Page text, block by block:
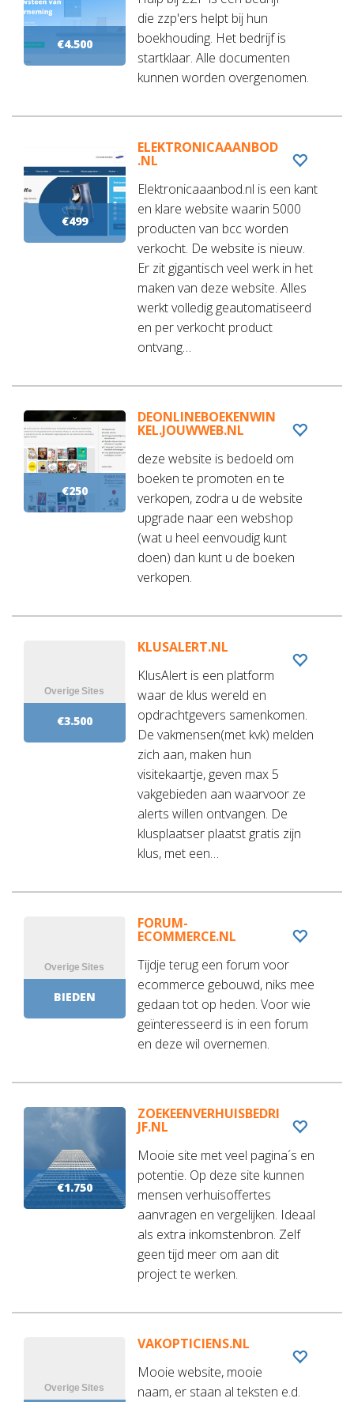
€4.500
die zzp'ers helpt bij hun
boekhouding. Het bedrijf is
startklaar. Alle documenten
kunnen worden overgenomen.
€499
ELEKTRONICAAANBOD
.NL
Elektronicaaanbod.nl is een kant
en klare website waarin 5000
producten van bcc worden
verkocht. De website is nieuw.
Er zit gigantisch veel werk in het
maken van deze website. Alles
werkt volledig geautomatiseerd
en per verkocht product
ontvang…
€250
DEONLINEBOEKENWIN
KEL.JOUWWEB.NL
deze website is bedoeld om
boeken te promoten en te
verkopen, zodra u de website
upgrade naar een webshop
(wat u heel eenvoudig kunt
doen) dan kunt u de boeken
verkopen.
€3.500
KLUSALERT.NL
KlusAlert is een platform
waar de klus wereld en
opdrachtgevers samenkomen.
De vakmensen(met kvk) melden
zich aan, maken hun
visitekaartje, geven max 5
vakgebieden aan waarvoor ze
alerts willen ontvangen. De
klusplaatser plaatst gratis zijn
klus, met een…
BIEDEN
FORUM-
ECOMMERCE.NL
Tijdje terug een forum voor
ecommerce gebouwd, niks mee
gedaan tot op heden. Voor wie
geïnteresseerd is in een forum
en deze wil overnemen.
€1.750
ZOEKEENVERHUISBEDRI
JF.NL
Mooie site met veel pagina´s en
potentie. Op deze site kunnen
mensen verhuisoffertes
aanvragen en vergelijken. Ideaal
als extra inkomstenbron. Zelf
geen tijd meer om aan dit
project te werken.
VAKOPTICIENS.NL
Mooie website, mooie
naam, er staan al teksten e.d.